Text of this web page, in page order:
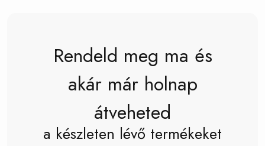
Rendeld meg ma és
akár már holnap
átveheted
a készleten lévő termékeket